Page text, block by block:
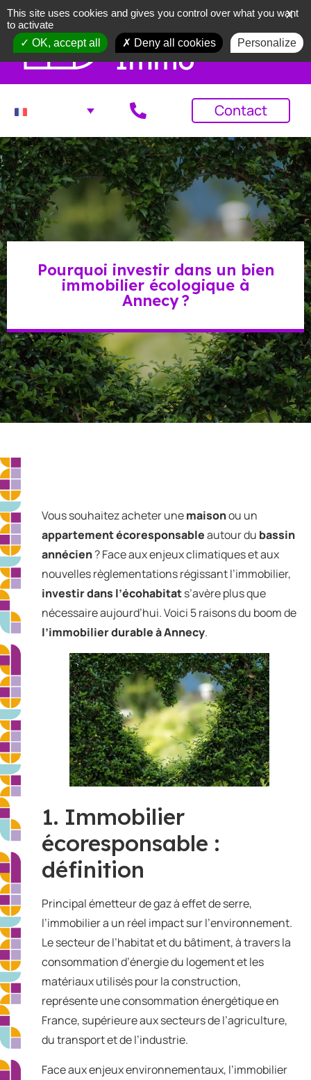
Contact
Pourquoi investir dans un bien
immobilier écologique à
Annecy ?
Vous souhaitez acheter unemaisonou un
appartement écoresponsableautour du bassin
annécien? Face aux enjeux climatiques et aux
nouvelles règlementations régissant l’immobilier,
investir dans l’écohabitats’avère plus que
nécessaire aujourd’hui. Voici 5 raisons du boom de
l’immobilier durable à Annecy.
1. Immobilier
écoresponsable :
définition
Principal émetteur de gaz à effet de serre,
l’immobilier a un réel impact sur l’environnement.
Le secteur de l’habitat et du bâtiment, à travers la
consommation d’énergie du logement et les
matériaux utilisés pour la construction,
représente une consommation énergétique en
France, supérieure aux secteurs de l’agriculture,
du transport et de l’industrie.
Face aux enjeux environnementaux, l’immobilier
X
This site uses cookies and gives you control over what you want
to activate
OK, accept all
Deny all cookies Personalize